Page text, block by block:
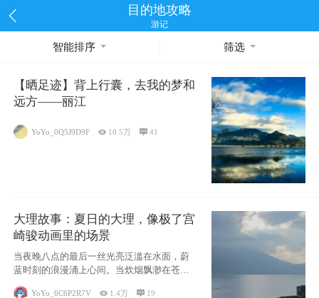
目的地攻略
游记
智能排序 筛选
【晒足迹】背上行囊，去我的梦和
远方——丽江
YoYo_0Q5J9D9F  10.5万 41
大理故事：夏日的大理，像极了宫
崎骏动画里的场景
当夜晚八点的最后一丝光亮泛滥在水面，蔚
蓝时刻的浪漫涌上心间。当炊烟飘渺在苍山
YoYo_6C6P2R7V  1.4万  19